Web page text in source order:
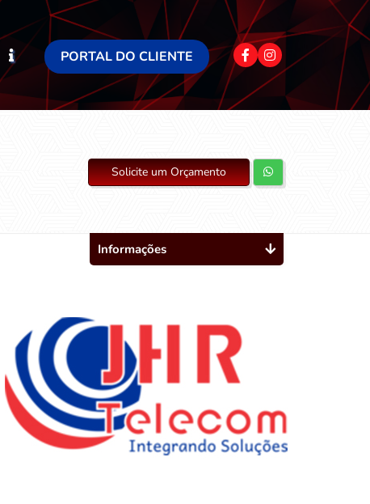
PORTAL DO CLIENTE
Solicite um Orçamento
Informações